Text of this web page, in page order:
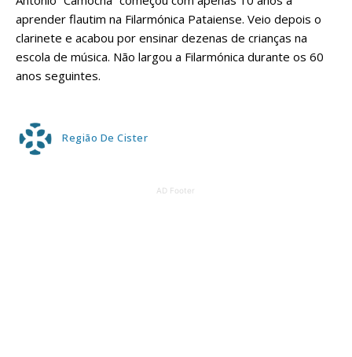
aprender flautim na Filarmónica Pataiense. Veio depois o
clarinete e acabou por ensinar dezenas de crianças na
escola de música. Não largou a Filarmónica durante os 60
anos seguintes.
Região De Cister
AD Footer